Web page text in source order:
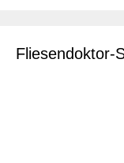
Fliesendoktor-